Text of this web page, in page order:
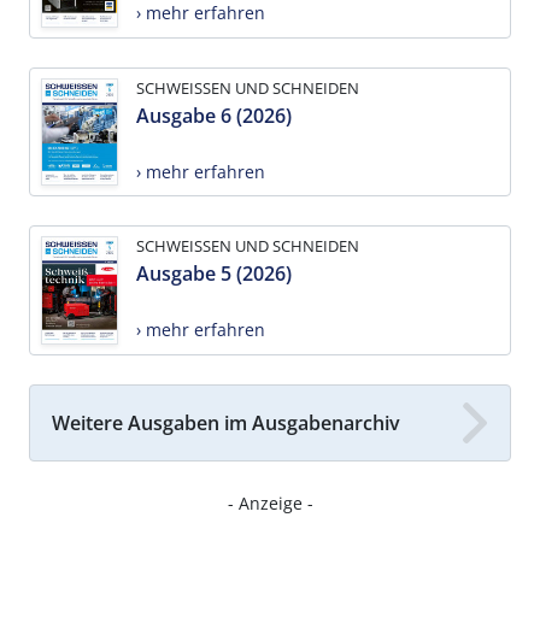
› mehr erfahren
SCHWEISSEN UND SCHNEIDEN
Ausgabe 6 (2026)
› mehr erfahren
SCHWEISSEN UND SCHNEIDEN
Ausgabe 5 (2026)
› mehr erfahren
Weitere Ausgaben im Ausgabenarchiv
- Anzeige -